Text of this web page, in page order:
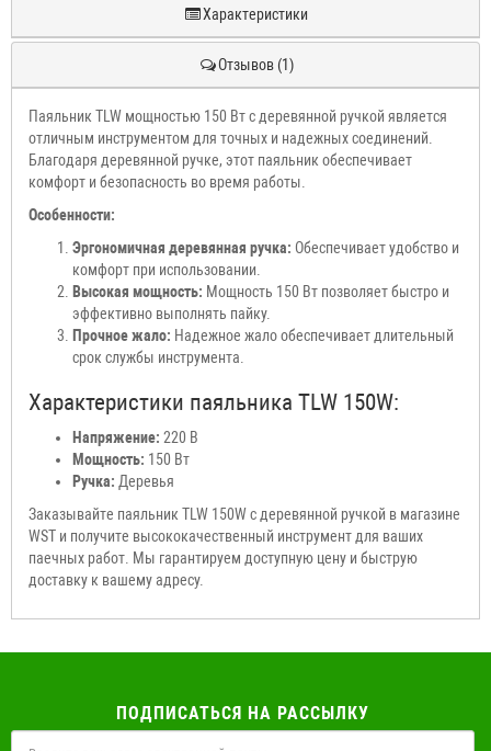
Характеристики
Отзывов (1)
Паяльник TLW мощностью 150 Вт с деревянной ручкой является
отличным инструментом для точных и надежных соединений.
Благодаря деревянной ручке, этот паяльник обеспечивает
комфорт и безопасность во время работы.
Особенности:
Эргономичная деревянная ручка: Обеспечивает удобство и
комфорт при использовании.
Высокая мощность: Мощность 150 Вт позволяет быстро и
эффективно выполнять пайку.
Прочное жало: Надежное жало обеспечивает длительный
срок службы инструмента.
Характеристики паяльника TLW 150W:
Напряжение: 220 В
Мощность: 150 Вт
Ручка: Деревья
Заказывайте паяльник TLW 150W с деревянной ручкой в ​​магазине
WST и получите высококачественный инструмент для ваших
паечных работ. Мы гарантируем доступную цену и быструю
доставку к вашему адресу.
ПОДПИСАТЬСЯ НА РАССЫЛКУ